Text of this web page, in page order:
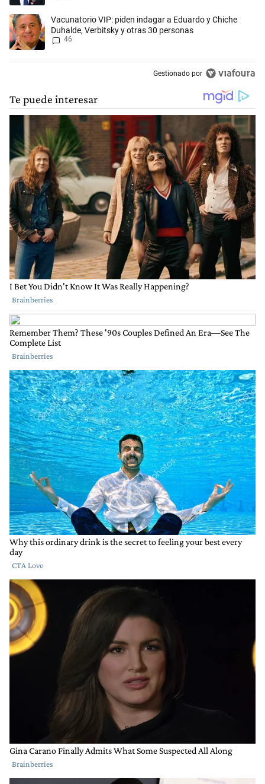
Un artículo de tendencia con el título "Vacunatorio VIP: piden
Vacunatorio VIP: piden indagar a Eduardo y Chiche
Duhalde, Verbitsky y otras 30 personas
46
Gestionado por